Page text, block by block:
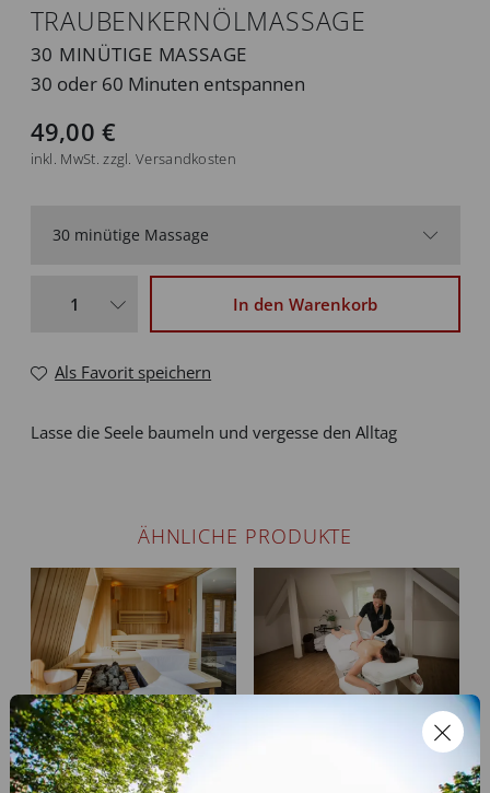
TRAUBENKERNÖLMASSAGE
30 MINÜTIGE MASSAGE
30 oder 60 Minuten entspannen
49,00 €
inkl. MwSt. zzgl. Versandkosten
30 minütige Massage
60 minütige Massage 89,00 €
In den Warenkorb
Als Favorit speichern
Lasse die Seele baumeln und vergesse den Alltag
ÄHNLICHE PRODUKTE
Wellnesstag im
Deutschherrenhof
16,00 €
Ganzkörpermassage